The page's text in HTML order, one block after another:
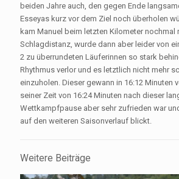
beiden Jahre auch, den gegen Ende
Esseyas kurz vor dem Ziel noch überholen
kam Manuel beim letzten Kilometer nochmal
Schlagdistanz, wurde dann aber leider von
2 zu überrundeten Läuferinnen so stark
Rhythmus verlor und es letztlich nicht mehr
einzuholen. Dieser gewann in 16:12 Minuten
seiner Zeit von 16:24 Minuten nach dieser
Wettkampfpause aber sehr zufrieden war
auf den weiteren Saisonverlauf blickt.
Weitere Beiträge